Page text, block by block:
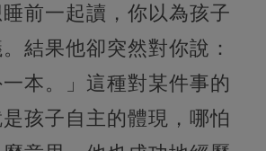
前一起讀，你以為孩子
結果他卻突然對你說：
一本。」這種對某件事的
孩子自主的體現，哪怕